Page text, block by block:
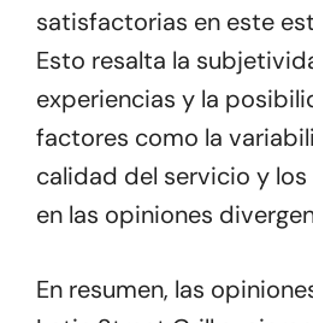
satisfactorias en este
Esto resalta la
experiencias y la
factores como la
calidad del servicio y
en las opiniones
En resumen, las